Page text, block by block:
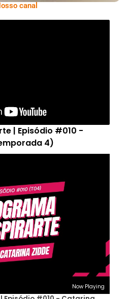
canal
| Episódio #010 -
4)
Now Playing